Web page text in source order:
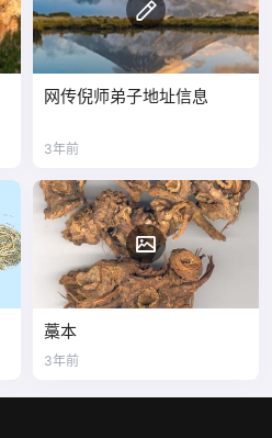
网传倪师弟子地址信息
3年前
藁本
3年前